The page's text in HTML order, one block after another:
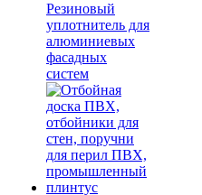
Резиновый
уплотнитель для
алюминиевых
фасадных
систем